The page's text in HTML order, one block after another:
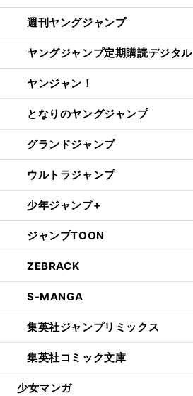
週刊ヤングジャンプ
ヤングジャンプ定期購読デジタル
ヤンジャン！
となりのヤングジャンプ
グランドジャンプ
ウルトラジャンプ
少年ジャンプ+
ジャンプTOON
ZEBRACK
S-MANGA
集英社ジャンプリミックス
集英社コミック文庫
少女マンガ